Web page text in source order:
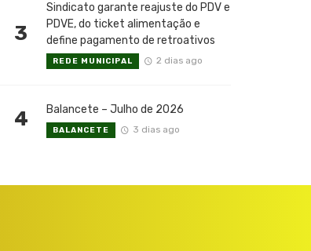
3
Sindicato garante reajuste do PDV e
PDVE, do ticket alimentação e
define pagamento de retroativos
REDE MUNICIPAL 2 dias ago
4 Balancete – Julho de 2026
BALANCETE 3 dias ago